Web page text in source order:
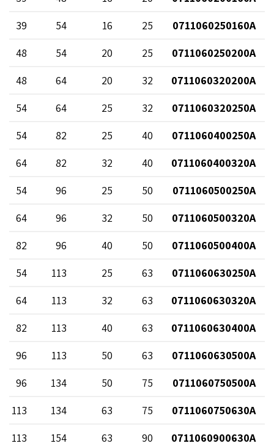
0711060250160A
25
16
54
39
0711060250200A
25
20
54
48
0711060320200A
32
20
64
48
0711060320250A
32
25
64
54
0711060400250A
40
25
82
54
0711060400320A
40
32
82
64
0711060500250A
50
25
96
54
0711060500320A
50
32
96
64
0711060500400A
50
40
96
82
0711060630250A
63
25
113
54
0711060630320A
63
32
113
64
0711060630400A
63
40
113
82
0711060630500A
63
50
113
96
0711060750500A
75
50
134
96
0711060750630A
75
63
134
113
0711060900630A
90
63
154
113